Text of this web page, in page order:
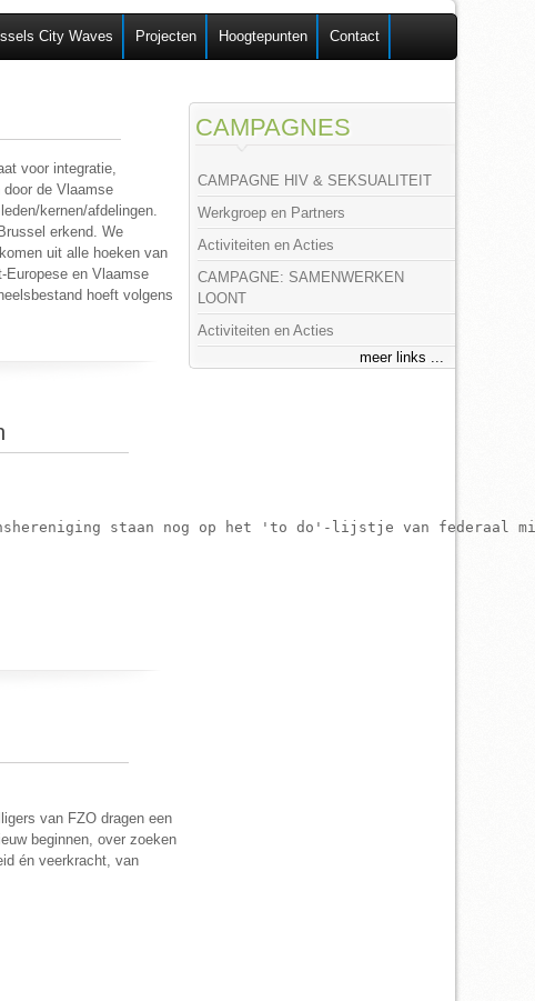
City Waves Projecten Hoogtepunten Contact
voor integratie,
de Vlaamse
kernen/afdelingen.
erkend. We
uit alle hoeken van
Europese en Vlaamse
hoeft volgens
staan nog op het 'to do'-lijstje van federaal
van FZO dragen een
beginnen, over zoeken
én veerkracht, van
CAMPAGNES
CAMPAGNE HIV & SEKSUALITEIT
Werkgroep en Partners
Activiteiten en Acties
CAMPAGNE: SAMENWERKEN
LOONT
Activiteiten en Acties
meer links ...